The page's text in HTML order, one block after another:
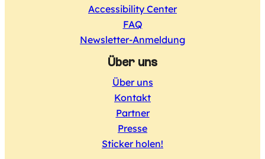
Accessibility Center
FAQ
Newsletter-Anmeldung
Über uns
Über uns
Kontakt
Partner
Presse
Sticker holen!